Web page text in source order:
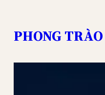
content
PHONG